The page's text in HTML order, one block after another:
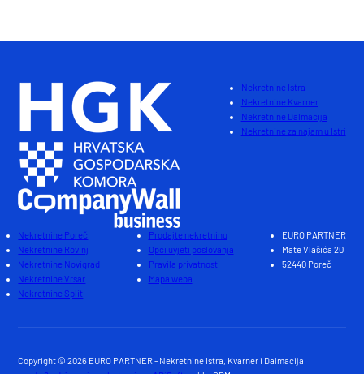
Nekretnine Istra
Nekretnine Kvarner
Nekretnine Dalmacija
Nekretnine za najam u Istri
Nekretnine Poreč
Nekretnine Rovinj
Nekretnine Novigrad
Nekretnine Vrsar
Nekretnine Split
Prodajte nekretninu
Opći uvjeti poslovanja
Pravila privatnosti
Mapa weba
EURO PARTNER
Mate Vlašića 20
52440 Poreč
Copyright © 2026 EURO PARTNER - Nekretnine Istra, Kvarner i Dalmacija